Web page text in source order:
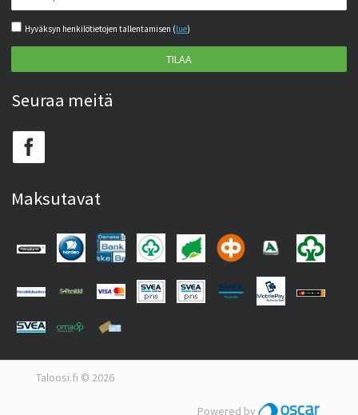
Hyväksyn henkilötietojen tallentamisen (lue)
TILAA
Seuraa meitä
Maksutavat
Taloosi.fi © 2026
Powered by